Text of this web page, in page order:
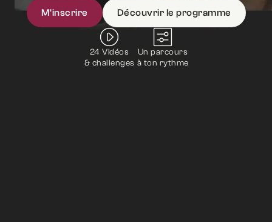
M'inscrire Découvrir le programme
24 Vidéos
& challenges
Un parcours
à ton rythme